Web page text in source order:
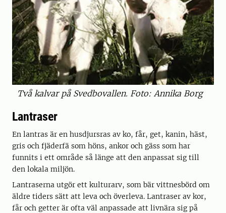
Två kalvar på Svedbovallen. Foto: Annika Borg
Lantraser
En lantras är en husdjursras av ko, får, get, kanin, häst,
gris och fjäderfä som höns, ankor och gäss som har
funnits i ett område så länge att den anpassat sig till
den lokala miljön.
Lantraserna utgör ett kulturarv, som bär vittnesbörd om
äldre tiders sätt att leva och överleva. Lantraser av kor,
får och getter är ofta väl anpassade att livnära sig på